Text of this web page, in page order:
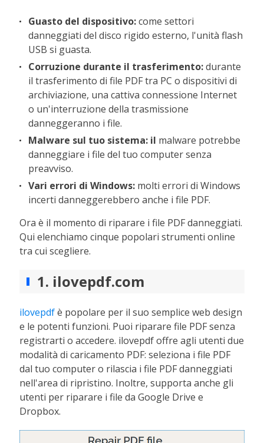
Guasto del dispositivo:come settori
danneggiati del disco rigido esterno, l'unità flash
USB si guasta.
Corruzione durante il trasferimento:durante
il trasferimento di file PDF tra PC o dispositivi di
archiviazione, una cattiva connessione Internet
o un'interruzione della trasmissione
danneggeranno i file.
Malware sul tuo sistema: il malware potrebbe
danneggiare i file del tuo computer senza
preavviso.
Vari errori di Windows: molti errori di Windows
incerti danneggerebbero anche i file PDF.
Ora è il momento di riparare i file PDF danneggiati.
Qui elenchiamo cinque popolari strumenti online
tra cui scegliere.
1. ilovepdf.com
ilovepdfè popolare per il suo semplice web design
e le potenti funzioni. Puoi riparare file PDF senza
registrarti o accedere. ilovepdf offre agli utenti due
modalità di caricamento PDF: seleziona i file PDF
dal tuo computer o rilascia i file PDF danneggiati
nell'area di ripristino. Inoltre, supporta anche gli
utenti per riparare i file da Google Drive e
Dropbox.